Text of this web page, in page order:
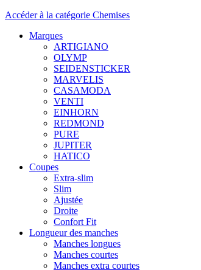
Accéder à la catégorie Chemises
Marques
ARTIGIANO
OLYMP
SEIDENSTICKER
MARVELIS
CASAMODA
VENTI
EINHORN
REDMOND
PURE
JUPITER
HATICO
Coupes
Extra-slim
Slim
Ajustée
Droite
Confort Fit
Longueur des manches
Manches longues
Manches courtes
Manches extra courtes